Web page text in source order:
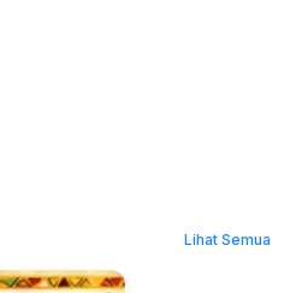
Lihat Semua